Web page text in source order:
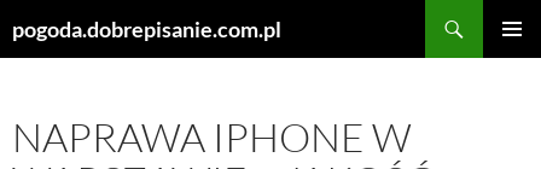
pogoda.dobrepisanie.com.pl
NAPRAWA IPHONE W